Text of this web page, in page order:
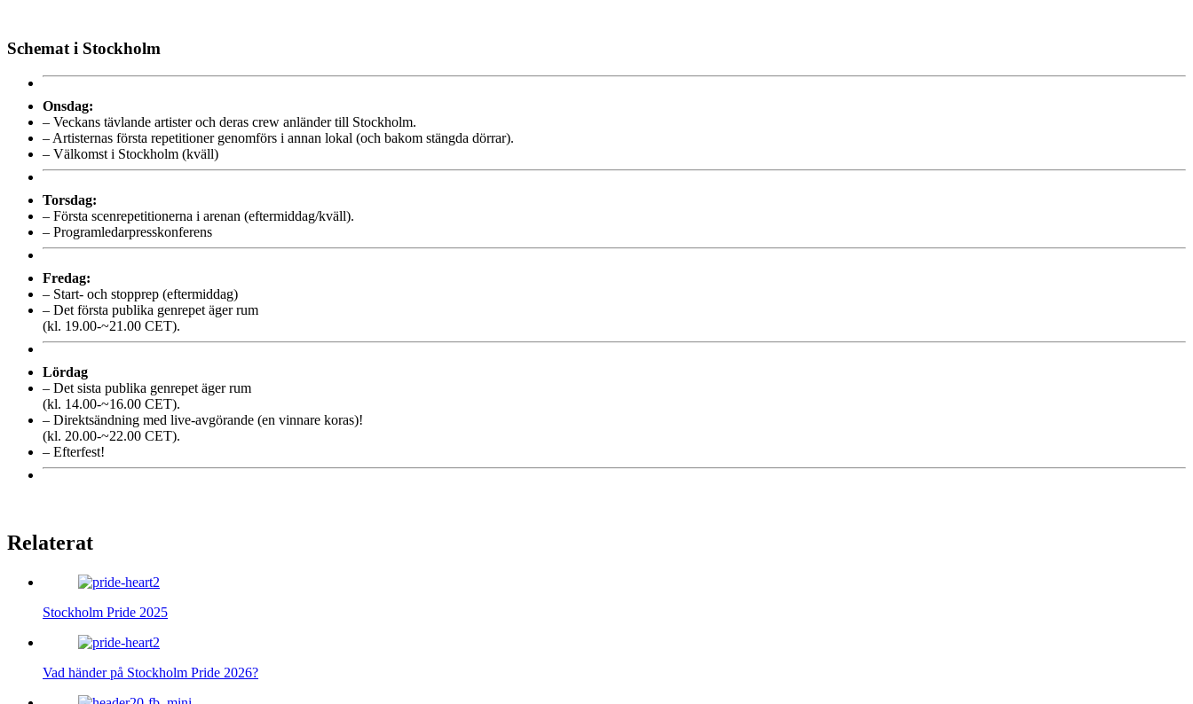
Schemat i Stockholm
Onsdag:
– Veckans tävlande artister och deras crew anländer till Stockholm.
– Artisternas första repetitioner genomförs i annan lokal (och bakom stängda dörrar).
– Välkomst i Stockholm (kväll)
Torsdag:
– Första scenrepetitionerna i arenan (eftermiddag/kväll).
– Programledarpresskonferens
Fredag:
– Start- och stopprep (eftermiddag)
– Det första publika genrepet äger rum
(kl. 19.00-~21.00 CET).
Lördag
– Det sista publika genrepet äger rum
(kl. 14.00-~16.00 CET).
– Direktsändning med live-avgörande (en vinnare koras)!
(kl. 20.00-~22.00 CET).
– Efterfest!
Relaterat
Stockholm Pride 2025
Vad händer på Stockholm Pride 2026?